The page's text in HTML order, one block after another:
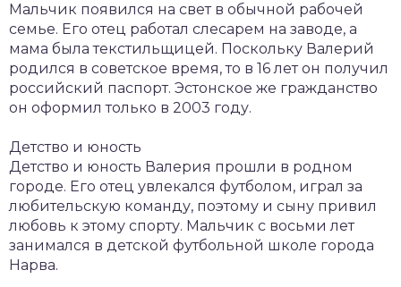
Мальчик появился на свет в обычной рабочей
семье. Его отец работал слесарем на заводе, а
мама была текстильщицей. Поскольку Валерий
родился в советское время, то в 16 лет он получил
российский паспорт. Эстонское же гражданство
он оформил только в 2003 году.
Детство и юность
Детство и юность Валерия прошли в родном
городе. Его отец увлекался футболом, играл за
любительскую команду, поэтому и сыну привил
любовь к этому спорту. Мальчик с восьми лет
занимался в детской футбольной школе города
Нарва.